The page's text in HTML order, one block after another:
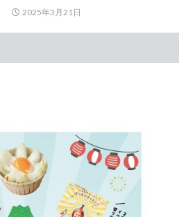
2025年3月21日